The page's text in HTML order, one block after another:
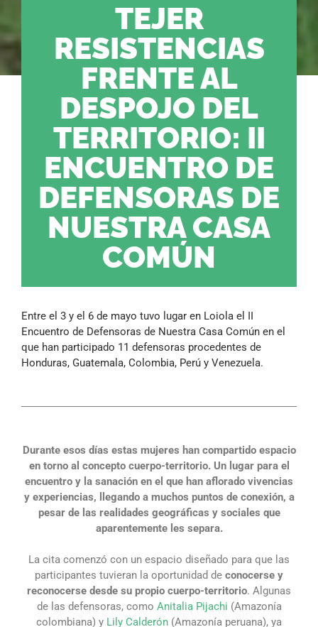
TEJER
RESISTENCIAS
FRENTE AL
DESPOJO DEL
TERRITORIO: II
ENCUENTRO DE
DEFENSORAS DE
NUESTRA CASA
COMÚN
Entre el 3 y el 6 de mayo tuvo lugar en Loiola el II
Encuentro de Defensoras de Nuestra Casa Común en el
que han participado 11 defensoras procedentes de
Honduras, Guatemala, Colombia, Perú y Venezuela.
Durante esos días estas mujeres han compartido espacio
en torno al concepto cuerpo-territorio. Un lugar para el
encuentro y la sanación en el que han aflorado vivencias
y experiencias, llegando a muchos puntos de conexión, a
pesar de las realidades geográficas y sociales que
aparentemente les separa.
La cita comenzó con un espacio diseñado para que las
participantes tuvieran la oportunidad de conocerse y
reconocerse desde su propio cuerpo-territorio. Algunas
de las defensoras, como Anitalia Pijachi (Amazonía
colombiana) y Lily Calderón (Amazonía peruana), ya